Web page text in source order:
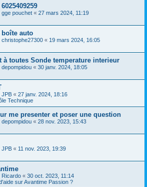
gge pouchet « 27 mars 2024, 11:19
auto
christophe27300 « 19 mars 2024, 16:05
à toutes Sonde temperature interieur
depompidou « 30 janv. 2024, 18:05
JPB « 27 janv. 2024, 18:16
Technique
me presenter et poser une question
depompidou « 28 nov. 2023, 15:43
JPB « 11 nov. 2023, 19:39
Ricardo « 30 oct. 2023, 11:14
sur Avantime Passion ?